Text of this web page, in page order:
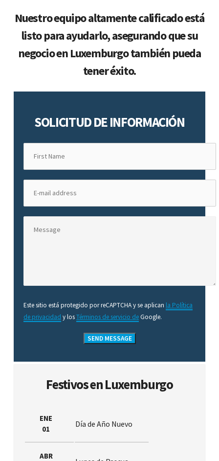
Nuestro equipo altamente calificado está
listo para ayudarlo, asegurando que su
negocio en Luxemburgo también pueda
tener éxito.
SOLICITUD DE INFORMACIÓN
Este sitio está protegido por reCAPTCHA y se aplican la Política
de privacidad y losTérminos de servicio deGoogle.
Festivos en Luxemburgo
ENE
01
Día de Año Nuevo
ABR